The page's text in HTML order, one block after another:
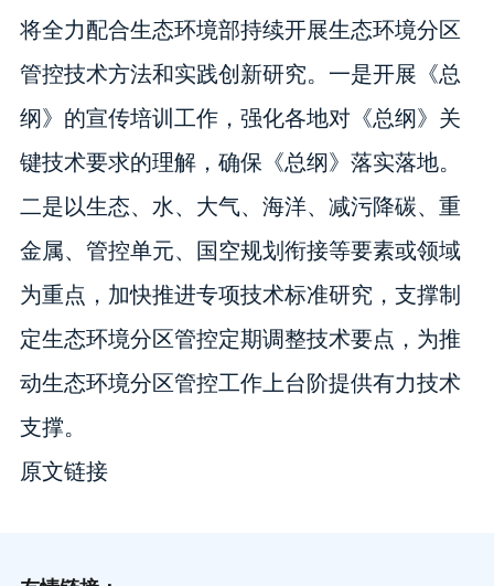
将全力配合生态环境部持续开展生态环境分区
管控技术方法和实践创新研究。一是开展《总
纲》的宣传培训工作，强化各地对《总纲》关
键技术要求的理解，确保《总纲》落实落地。
二是以生态、水、大气、海洋、减污降碳、重
金属、管控单元、国空规划衔接等要素或领域
为重点，加快推进专项技术标准研究，支撑制
定生态环境分区管控定期调整技术要点，为推
动生态环境分区管控工作上台阶提供有力技术
支撑。
原文链接